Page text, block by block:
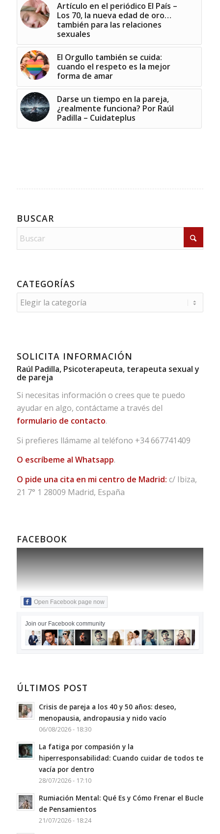
Artículo en el periódico El País –
Los 70, la nueva edad de oro…
también para las relaciones
sexuales
El Orgullo también se cuida:
cuando el respeto es la mejor
forma de amar
Darse un tiempo en la pareja,
¿realmente funciona? Por Raúl
Padilla – Cuidateplus
BUSCAR
CATEGORÍAS
Categorías
SOLICITA INFORMACIÓN
Raúl Padilla, Psicoterapeuta, terapeuta sexual y
de pareja
Si necesitas información o crees que te puedo
ayudar en algo, contáctame a través del
formulario de contacto.
Si prefieres llámame al teléfono +34 667741409
O escríbeme al Whatsapp.
O pide una cita en mi centro de Madrid: c/ Ibiza,
21 7° 1 28009 Madrid, España
FACEBOOK
Open Facebook page now
Join our Facebook community
ÚLTIMOS POST
Crisis de pareja a los 40 y 50 años: deseo,
menopausia, andropausia y nido vacío
06/08/2026 - 18:30
La fatiga por compasión y la
hiperresponsabilidad: Cuando cuidar de todos te
vacía por dentro
28/07/2026 - 17:10
Rumiación Mental: Qué Es y Cómo Frenar el Bucle
de Pensamientos
21/07/2026 - 18:24